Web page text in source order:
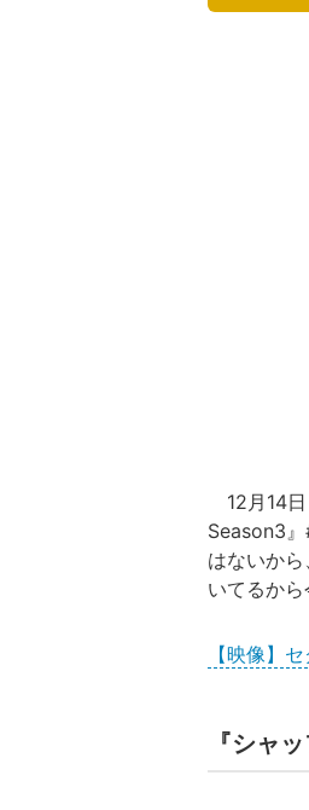
12月14日
Season3
はないか
いてるか
【映像】
『シャ